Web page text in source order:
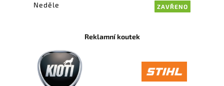
Neděle
ZAVŘENO
Reklamní koutek